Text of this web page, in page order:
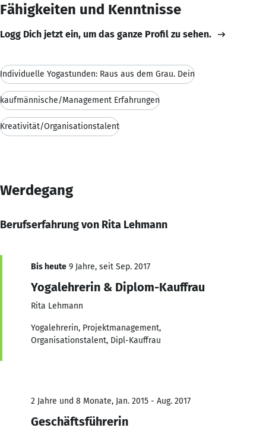
Fähigkeiten und Kenntnisse
Logg Dich jetzt ein, um das ganze Profil zu sehen.
Individuelle Yogastunden: Raus aus dem Grau. Dein
kaufmännische/Management Erfahrungen
Kreativität/Organisationstalent
Werdegang
Berufserfahrung von Rita Lehmann
Bis heute 9 Jahre, seit Sep. 2017
Yogalehrerin & Diplom-Kauffrau
Rita Lehmann
Yogalehrerin, Projektmanagement,
Organisationstalent, Dipl-Kauffrau
2 Jahre und 8 Monate, Jan. 2015 - Aug. 2017
Geschäftsführerin